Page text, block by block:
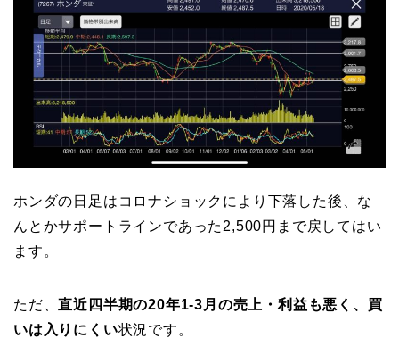
ホンダの日足はコロナショックにより下落した後、な
んとかサポートラインであった2,500円まで戻してはい
ます。
ただ、直近四半期の20年1-3月の売上・利益も悪く、買
いは入りにくい状況です。